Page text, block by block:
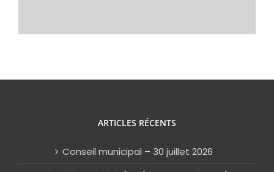
ARTICLES RÉCENTS
Conseil municipal – 30 juillet 2026